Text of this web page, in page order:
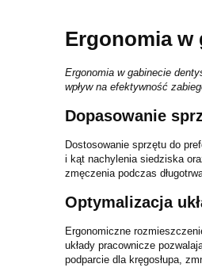
Ergonomia w
Ergonomia w gabinecie
wpływ na efektywność
Dopasowanie
Dostosowanie sprzętu do
i kąt nachylenia siedziska
zmęczenia podczas
Optymalizacja
Ergonomiczne
układy pracownicze
podparcie dla kręgosłupa,